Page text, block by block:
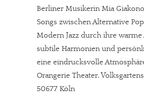
Berliner Musikerin Mia
Songs zwischen Alternative
Modern Jazz durch ihre
subtile Harmonien und
eine eindrucksvolle
Orangerie Theater,
50677 Köln